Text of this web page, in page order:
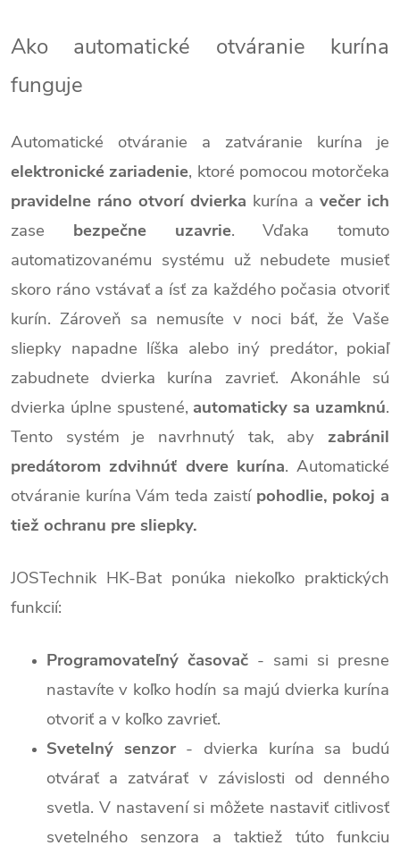
Ako automatické otváranie kurína
funguje
Automatické otváranie a zatváranie kurína je
elektronické zariadenie, ktoré pomocou motorčeka
pravidelne ráno otvorí dvierka kurína a večer ich
zase bezpečne uzavrie. Vďaka tomuto
automatizovanému systému už nebudete musieť
skoro ráno vstávať a ísť za každého počasia otvoriť
kurín. Zároveň sa nemusíte v noci báť, že Vaše
sliepky napadne líška alebo iný predátor, pokiaľ
zabudnete dvierka kurína zavrieť. Akonáhle sú
dvierka úplne spustené, automaticky sa uzamknú.
Tento systém je navrhnutý tak, aby zabránil
predátorom zdvihnúť dvere kurína. Automatické
otváranie kurína Vám teda zaistí pohodlie, pokoj a
tiež ochranu pre sliepky.
JOSTechnik HK-Bat ponúka niekoľko praktických
funkcií:
Programovateľný časovač - sami si presne
nastavíte v koľko hodín sa majú dvierka kurína
otvoriť a v koľko zavrieť.
Svetelný senzor- dvierka kurína sa budú
otvárať a zatvárať v závislosti od denného
svetla. V nastavení si môžete nastaviť citlivosť
svetelného senzora a taktiež túto funkciu